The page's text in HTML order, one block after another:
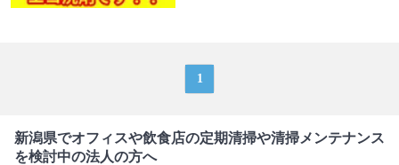
1
新潟県でオフィスや飲食店の定期清掃や清掃メンテナンス
を検討中の法人の方へ